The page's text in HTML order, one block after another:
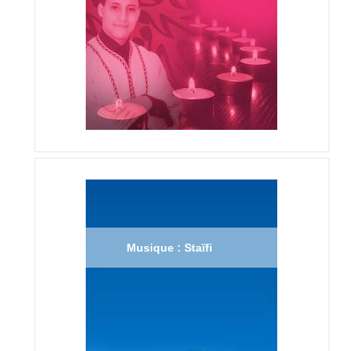
Musique : Staïfi